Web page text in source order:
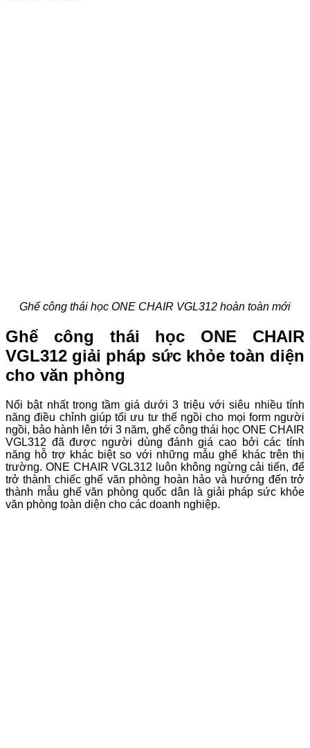
Ghế công thái học ONE CHAIR VGL312 hoàn toàn mới
Ghế công thái học ONE CHAIR
VGL312 giải pháp sức khỏe toàn diện
cho văn phòng
Nổi bật nhất trong tầm giá dưới 3 triệu với siêu nhiều tính
năng điều chỉnh giúp tối ưu tư thế ngồi cho mọi form người
ngồi, bảo hành lên tới 3 năm, ghế công thái học ONE CHAIR
VGL312 đã được người dùng đánh giá cao bởi các tính
năng hỗ trợ khác biệt so với những mẫu ghế khác trên thị
trường. ONE CHAIR VGL312 luôn không ngừng cải tiến, để
trở thành chiếc ghế văn phòng hoàn hảo và hướng đến trở
thành mẫu ghế văn phòng quốc dân là giải pháp sức khỏe
văn phòng toàn diện cho các doanh nghiệp.